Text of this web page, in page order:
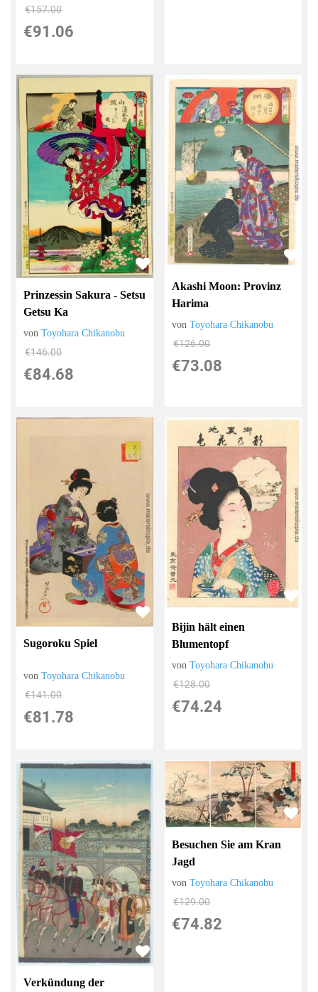
€157.00
€91.06
Prinzessin Sakura - Setsu
Getsu Ka
vonToyohara Chikanobu
€146.00
€84.68
Akashi Moon: Provinz
Harima
vonToyohara Chikanobu
€126.00
€73.08
Sugoroku Spiel
vonToyohara Chikanobu
€141.00
€81.78
Bijin hält einen
Blumentopf
vonToyohara Chikanobu
€128.00
€74.24
Verkündung der
Besuchen Sie am Kran
Jagd
vonToyohara Chikanobu
€129.00
€74.82